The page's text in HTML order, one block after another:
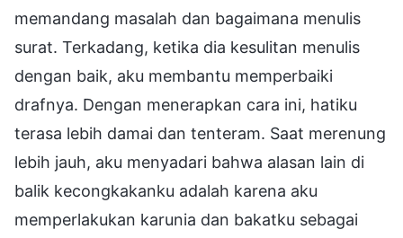
memandang masalah dan bagaimana menulis
surat. Terkadang, ketika dia kesulitan menulis
dengan baik, aku membantu memperbaiki
drafnya. Dengan menerapkan cara ini, hatiku
terasa lebih damai dan tenteram. Saat merenung
lebih jauh, aku menyadari bahwa alasan lain di
balik kecongkakanku adalah karena aku
memperlakukan karunia dan bakatku sebagai